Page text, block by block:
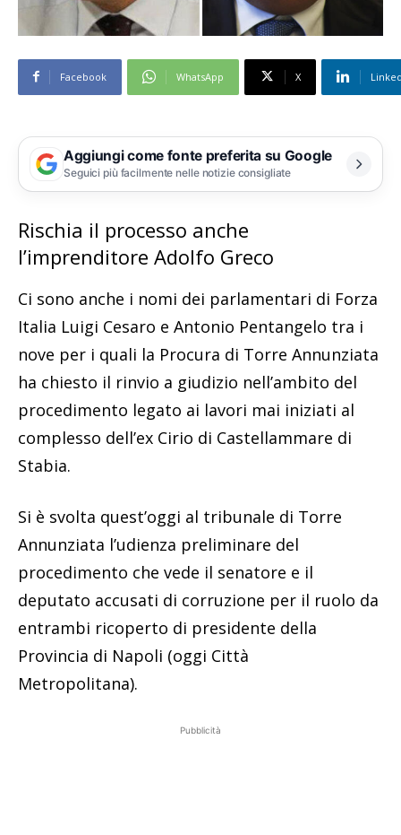
Facebook WhatsApp X
Aggiungi come fonte preferita su Google
Seguici più facilmente nelle notizie consigliate
Rischia il processo anche
l’imprenditore Adolfo Greco
Ci sono anche i nomi dei parlamentari di Forza
Italia Luigi Cesaro e Antonio Pentangelo tra i
nove per i quali la Procura di Torre Annunziata
ha chiesto il rinvio a giudizio nell’ambito del
procedimento legato ai lavori mai iniziati al
complesso dell’ex Cirio di Castellammare di
Stabia.
Si è svolta quest’oggi al tribunale di Torre
Annunziata l’udienza preliminare del
procedimento che vede il senatore e il
deputato accusati di corruzione per il ruolo da
entrambi ricoperto di presidente della
Provincia di Napoli (oggi Città
Metropolitana).
Pubblicità